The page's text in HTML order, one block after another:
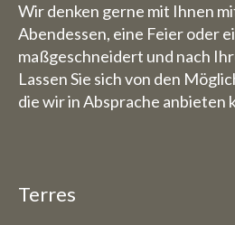
Wir denken gerne mit Ihnen
Abendessen, eine Feier oder
maßgeschneidert und nach
Lassen Sie sich von den
die wir in Absprache anbieten
Terres